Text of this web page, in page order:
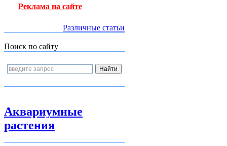
Реклама на сайте
Различные статьи
Поиск по сайту
Аквариумные
растения